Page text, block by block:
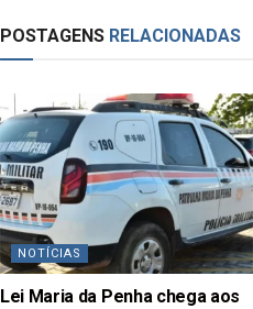
POSTAGENS RELACIONADAS
NOTÍCIAS
Lei Maria da Penha chega aos